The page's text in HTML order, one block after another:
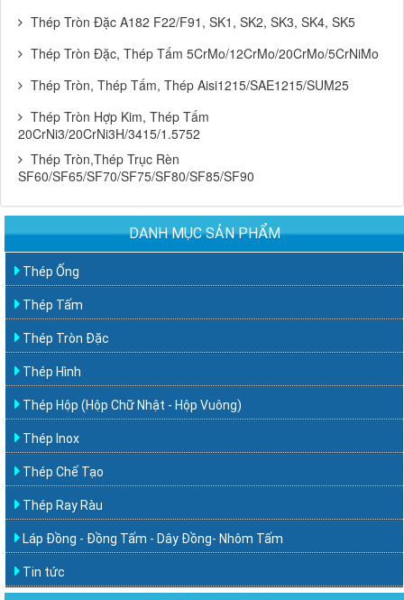
Thép Tròn Đặc A182 F22/F91, SK1, SK2, SK3, SK4, SK5
Thép Tròn Đặc, Thép Tấm 5CrMo/12CrMo/20CrMo/5CrNiMo
Thép Tròn, Thép Tấm, Thép Aisi1215/SAE1215/SUM25
Thép Tròn Hợp Kim, Thép Tấm
20CrNi3/20CrNi3H/3415/1.5752
Thép Tròn,Thép Trục Rèn
SF60/SF65/SF70/SF75/SF80/SF85/SF90
DANH MỤC SẢN PHẨM
Thép Ống
Thép Tấm
Thép Tròn Đặc
Thép Hình
Thép Hộp (Hộp Chữ Nhật - Hộp Vuông)
Thép Inox
Thép Chế Tạo
Thép Ray Ràu
Láp Đồng - Đồng Tấm - Dây Đồng- Nhôm Tấm
Tin tức